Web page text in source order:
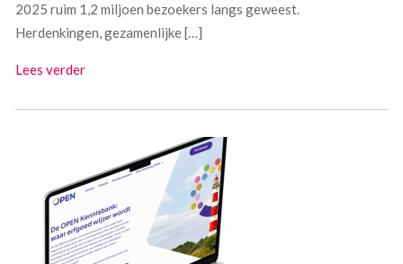
2025 ruim 1,2 miljoen bezoekers langs geweest.
Herdenkingen, gezamenlijke […]
Lees verder